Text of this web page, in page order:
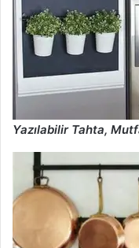
Yazılabilir Tahta,